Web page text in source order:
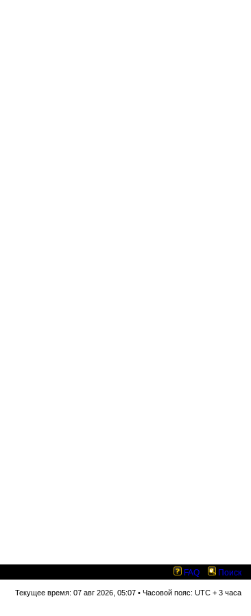
FAQ Поиск
Текущее время: 07 авг 2026, 05:07 • Часовой пояс: UTC + 3 часа